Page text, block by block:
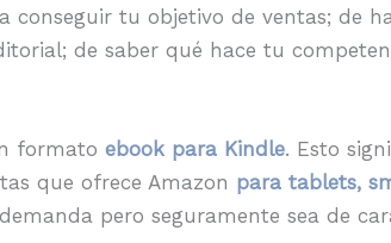
tu objetivo de ventas; de
de saber qué hace tu
formato ebook para Kindle. Esto
que ofrece Amazon para tablets,
pero seguramente sea de